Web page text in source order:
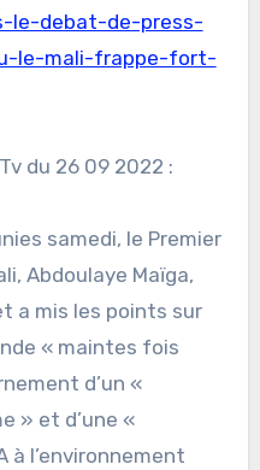
le-debat-de-press-
le-mali-frappe-fort-
du 26 09 2022 :
samedi, le Premier
Abdoulaye Maïga,
a mis les points sur
« maintes fois
d’un «
» et d’une «
à l’environnement